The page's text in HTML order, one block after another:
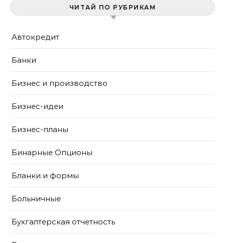
ЧИТАЙ ПО РУБРИКАМ
Автокредит
Банки
Бизнес и производство
Бизнес-идеи
Бизнес-планы
Бинарные Опционы
Бланки и формы
Больничные
Бухгалтерская отчетность